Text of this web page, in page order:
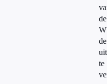
de
de
te